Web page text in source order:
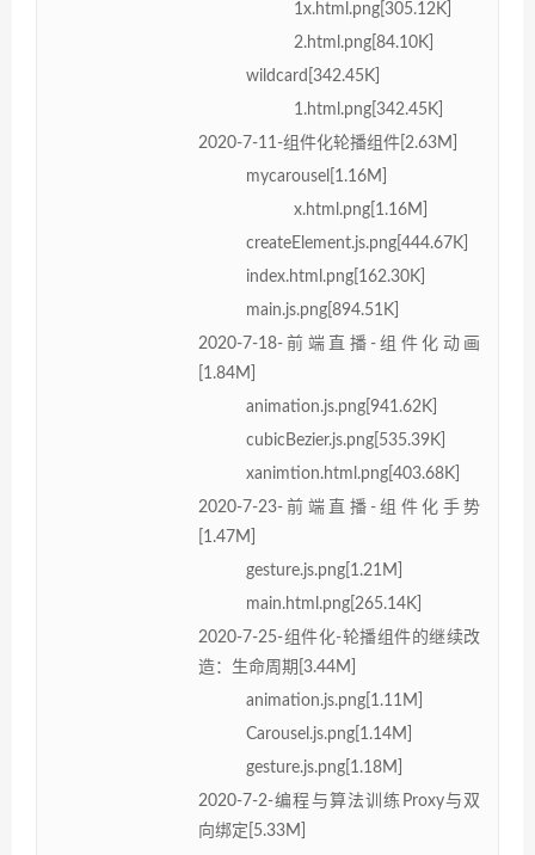
1x.html.png[305.12K]
2.html.png[84.10K]
wildcard[342.45K]
1.html.png[342.45K]
2020-7-11-组件化轮播组件[2.63M]
mycarousel[1.16M]
x.html.png[1.16M]
createElement.js.png[444.67K]
index.html.png[162.30K]
main.js.png[894.51K]
2020-7-18-前端直播-组件化动画
[1.84M]
animation.js.png[941.62K]
cubicBezier.js.png[535.39K]
xanimtion.html.png[403.68K]
2020-7-23-前端直播-组件化手势
[1.47M]
gesture.js.png[1.21M]
main.html.png[265.14K]
2020-7-25-组件化-轮播组件的继续改
造：生命周期[3.44M]
animation.js.png[1.11M]
Carousel.js.png[1.14M]
gesture.js.png[1.18M]
2020-7-2-编程与算法训练Proxy与双
向绑定[5.33M]